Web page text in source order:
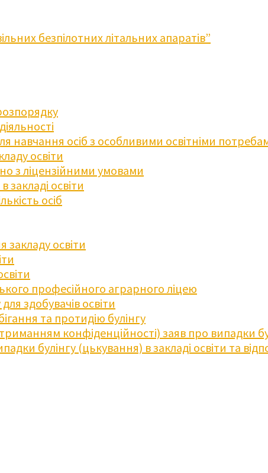
безпілотних літальних апаратів”
навчання осіб з особливими освітніми
освіти
з ліцензійними умовами
закладі освіти
осіб
закладу освіти
професійного аграрного ліцею
здобувачів освіти
та протидію булінгу
конфіденційності) заяв про випадки
булінгу (цькування) в закладі освіти та